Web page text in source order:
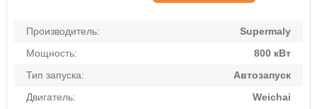
Производитель:
Supermaly
Мощность:
800 кВт
Тип запуска:
Автозапуск
Двигатель:
Weichai